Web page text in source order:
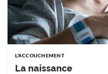
L'ACCOUCHEMENT
La naissance